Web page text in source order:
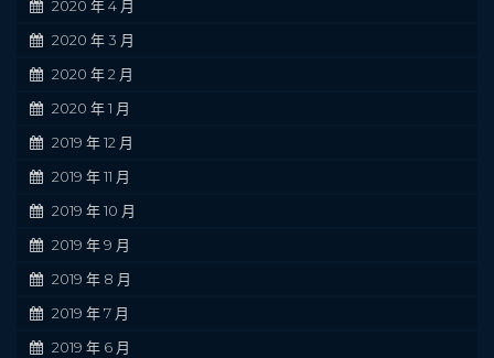
2020 年 4 月
2020 年 3 月
2020 年 2 月
2020 年 1 月
2019 年 12 月
2019 年 11 月
2019 年 10 月
2019 年 9 月
2019 年 8 月
2019 年 7 月
2019 年 6 月